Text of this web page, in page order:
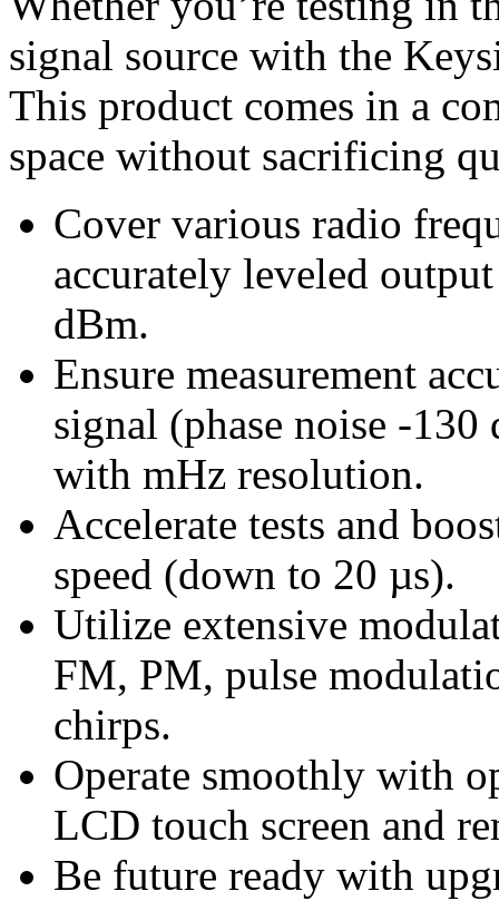
signal source with the
This product comes in a
space without sacrificing
Cover various radio
accurately leveled
dBm.
Ensure measurement
signal (phase noise -
with mHz resolution.
Accelerate tests and
speed (down to 20 µs).
Utilize extensive
FM, PM, pulse
chirps.
Operate smoothly with
LCD touch screen and
Be future ready with